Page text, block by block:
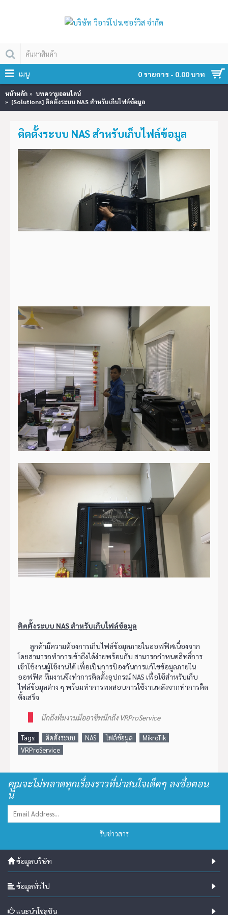
0 รายการ - 0.00 บาท
เมนู
หน้าหลัก
บทความออนไลน์
[Solutions] ติดตั้งระบบ NAS สำหรับเก็บไฟล์ข้อมูล
ติดตั้งระบบ NAS สำหรับเก็บไฟล์ข้อมูล
ติดตั้งระบบ NAS สำหรับเก็บไฟล์ข้อมูล
ลูกค้ามีความต้องการเก็บไฟล์ข้อมูลภายในออฟฟิศเนื่องจาก
โดยสามารถทำการเข้าถึงได้ง่ายพร้อมกับ สามารถกำหนดสิทธิ์การ
เข้าใช้งานผู้ใช้งานได้ เพื่อเป็นการป้องกันการแก้ไขข้อมูลภายใน
ออฟฟิศ ทีมงานจึงทำการติดตั้งอุปกรณ์ NAS เพื่อใช้สำหรับเก็บ
ไฟล์ข้อมูลต่าง ๆ พร้อมทำการทดสอบการใช้งานหลังจากทำการติด
ตั้งเสร็จ
นึกถึงทีมงานมืออาชีพนึกถึง VRProService
Tags: ติดตั้งระบบ NAS ไฟล์ข้อมูล
MikroTik
VRProService
คุณจะไม่พลาดทุกเรื่องราวที่น่าสนใจเด็ดๆ ลงชื่อตอน
นี้
รับข่าวสาร
ข้อมูลบริษัท
ข้อมูลทั่วไป
แนะนำโซลูชัน